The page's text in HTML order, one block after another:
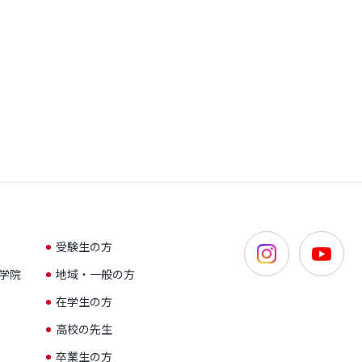
院
受験生の方
地域・一般の方
在学生の方
高校の先生
卒業生の方